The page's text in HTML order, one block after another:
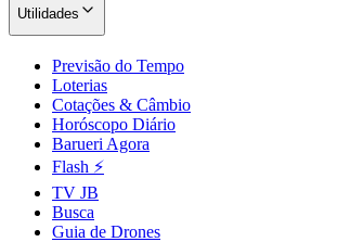
São Paulo
Utilidades
Previsão do Tempo
Loterias
Cotações & Câmbio
Horóscopo Diário
Barueri Agora
Flash ⚡
TV JB
Busca
Guia de Drones